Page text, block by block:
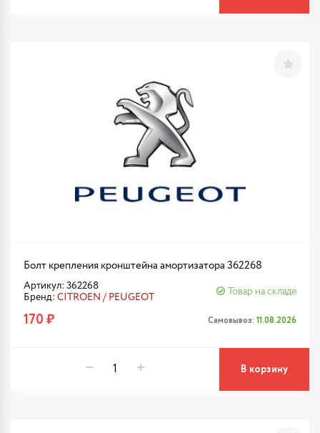
Болт крепления кронштейна амортизатора 362268
Артикул: 362268
Бренд: CITROEN / PEUGEOT
Товар на складе
170 ₽ Самовывоз: 11.08.2026
В корзину